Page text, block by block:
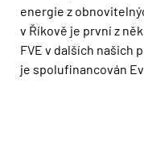
energie z
v Říkově je první z
FVE v dalších našich
je spolufinancován